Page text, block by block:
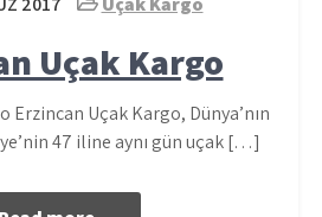
Uçak Kargo
Erzincan Uçak Kargo, Dünya’nın
47 iline aynı gün uçak […]